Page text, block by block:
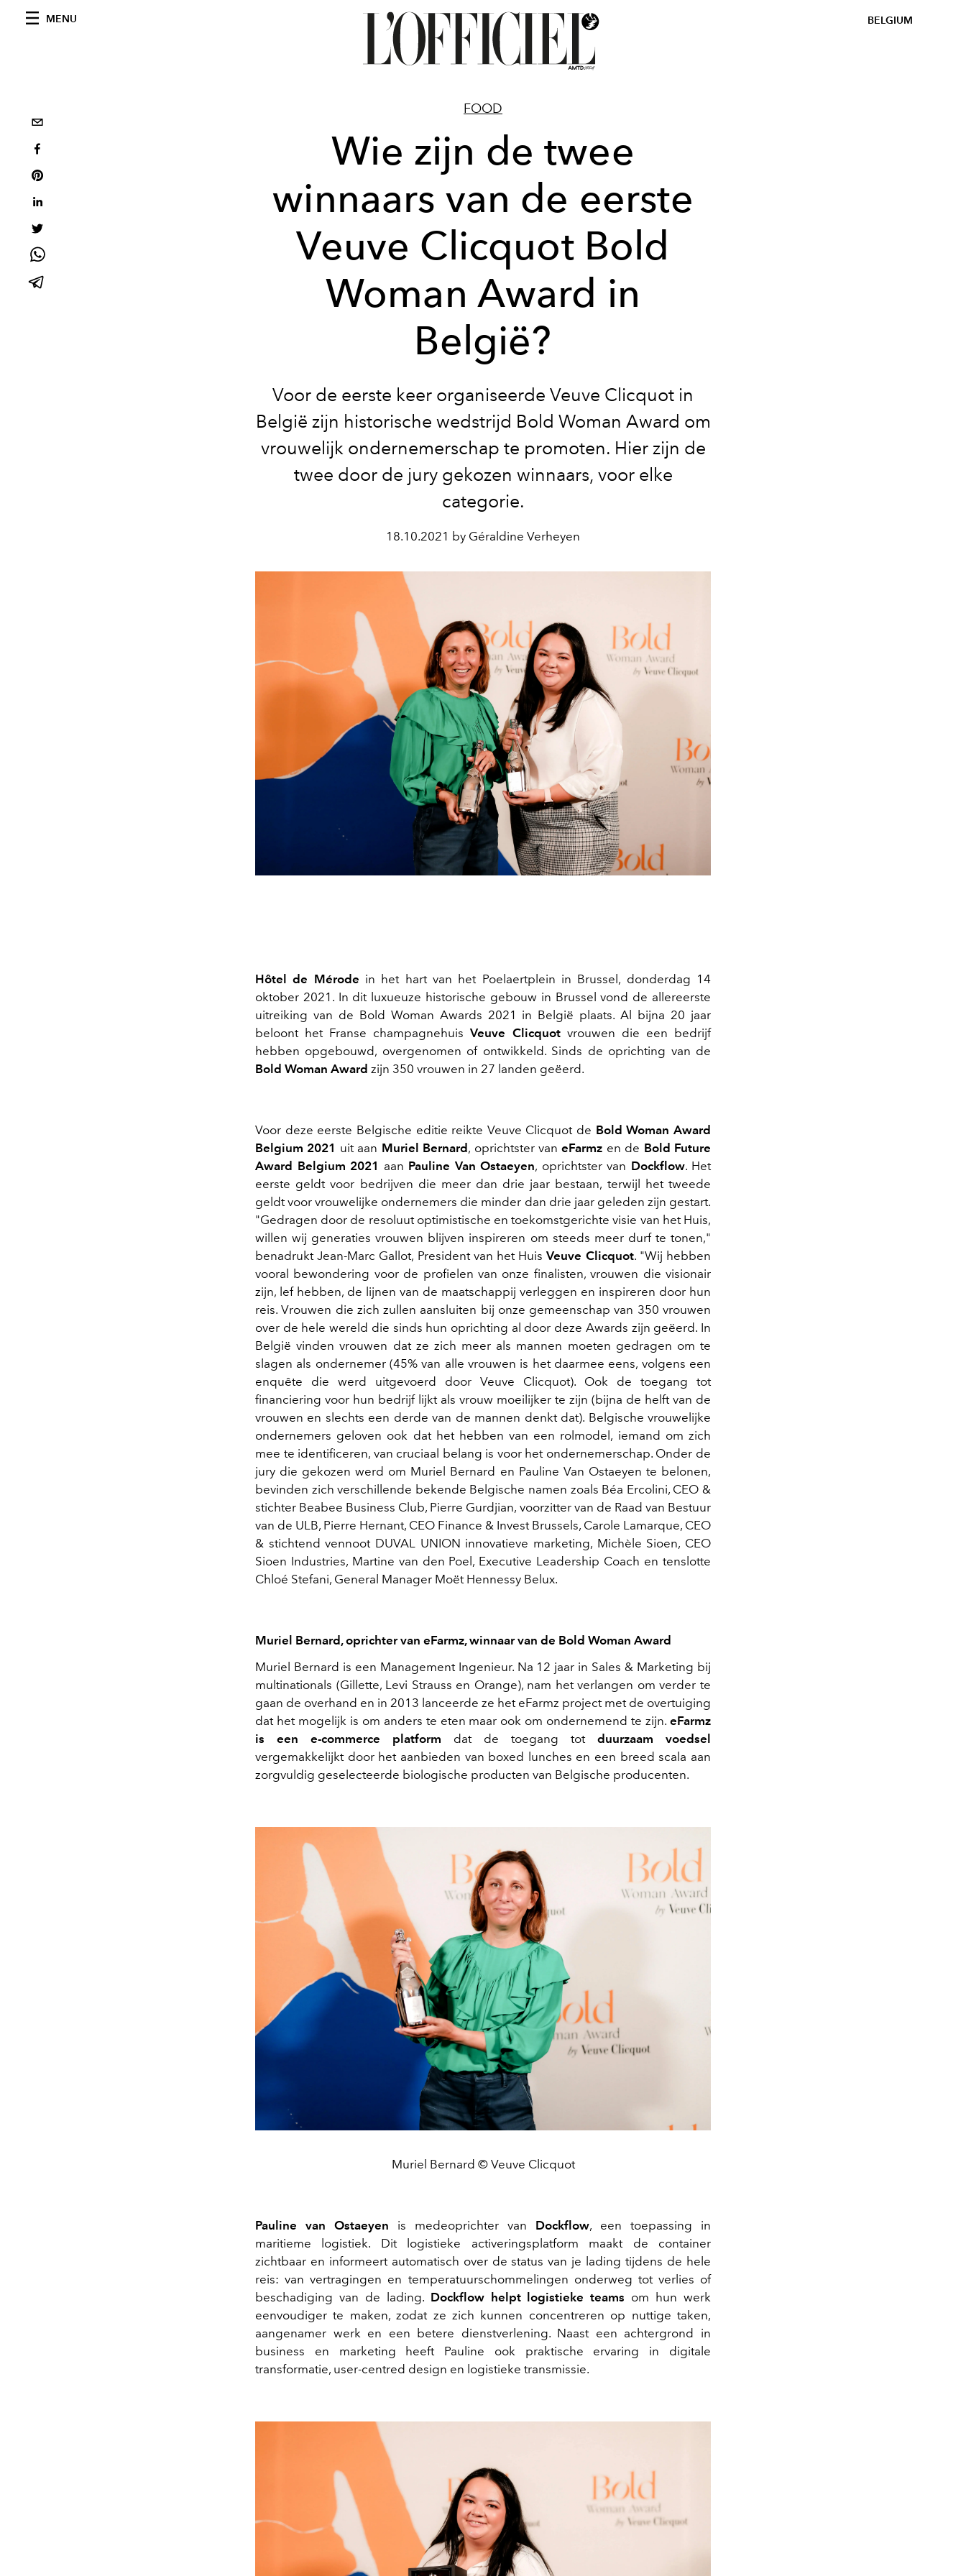
MENU BELGIUM
FOOD
Wie zijn de twee
winnaars van de eerste
Veuve Clicquot Bold
Woman Award in
België?
Voor de eerste keer organiseerde Veuve Clicquot in
België zijn historische wedstrijd Bold Woman Award om
vrouwelijk ondernemerschap te promoten. Hier zijn de
twee door de jury gekozen winnaars, voor elke
categorie.
18.10.2021 by Géraldine Verheyen
Hôtel de Mérode in het hart van het Poelaertplein in Brussel, donderdag 14
oktober 2021. In dit luxueuze historische gebouw in Brussel vond de allereerste
uitreiking van de Bold Woman Awards 2021 in België plaats. Al bijna 20 jaar
beloont het Franse champagnehuisVeuve Clicquotvrouwen die een bedrijf
hebben opgebouwd, overgenomen of ontwikkeld. Sinds de oprichting van de
Bold Woman Award zijn 350 vrouwen in 27 landen geëerd.
Voor deze eerste Belgische editie reikte Veuve Clicquot de Bold Woman Award
Belgium 2021 uit aan Muriel Bernard, oprichtster vaneFarmz en de Bold Future
Award Belgium 2021 aan Pauline Van Ostaeyen, oprichtster van Dockflow. Het
eerste geldt voor bedrijven die meer dan drie jaar bestaan, terwijl het tweede
geldt voor vrouwelijke ondernemers die minder dan drie jaar geleden zijn gestart.
"Gedragen door de resoluut optimistische en toekomstgerichte visie van het Huis,
willen wij generaties vrouwen blijven inspireren om steeds meer durf te tonen,"
benadrukt Jean-Marc Gallot, President van het HuisVeuve Clicquot. "Wij hebben
vooral bewondering voor de profielen van onze finalisten, vrouwen die visionair
zijn, lef hebben, de lijnen van de maatschappij verleggen en inspireren door hun
reis. Vrouwen die zich zullen aansluiten bij onze gemeenschap van 350 vrouwen
over de hele wereld die sinds hun oprichting al door deze Awards zijn geëerd. In
België vinden vrouwen dat ze zich meer als mannen moeten gedragen om te
slagen als ondernemer (45% van alle vrouwen is het daarmee eens, volgens een
enquête die werd uitgevoerd door Veuve Clicquot). Ook de toegang tot
financiering voor hun bedrijf lijkt als vrouw moeilijker te zijn (bijna de helft van de
vrouwen en slechts een derde van de mannen denkt dat). Belgische vrouwelijke
ondernemers geloven ook dat het hebben van een rolmodel, iemand om zich
mee te identificeren, van cruciaal belang is voor het ondernemerschap. Onder de
jury die gekozen werd om Muriel Bernard en Pauline Van Ostaeyen te belonen,
bevinden zich verschillende bekende Belgische namen zoals Béa Ercolini, CEO &
stichter Beabee Business Club, Pierre Gurdjian, voorzitter van de Raad van Bestuur
van de ULB, Pierre Hernant, CEO Finance & Invest Brussels, Carole Lamarque, CEO
& stichtend vennoot DUVAL UNION innovatieve marketing, Michèle Sioen, CEO
Sioen Industries, Martine van den Poel, Executive Leadership Coach en tenslotte
Chloé Stefani, General Manager Moët Hennessy Belux.
Muriel Bernard, oprichter van eFarmz, winnaar van de Bold Woman Award
Muriel Bernard is een Management Ingenieur. Na 12 jaar in Sales & Marketing bij
multinationals (Gillette, Levi Strauss en Orange), nam het verlangen om verder te
gaan de overhand en in 2013 lanceerde ze het eFarmz project met de overtuiging
dat het mogelijk is om anders te eten maar ook om ondernemend te zijn. eFarmz
is een e-commerce platform dat de toegang tot duurzaam voedsel
vergemakkelijkt door het aanbieden van boxed lunches en een breed scala aan
zorgvuldig geselecteerde biologische producten van Belgische producenten.
Muriel Bernard © Veuve Clicquot
Pauline van Ostaeyen is medeoprichter van Dockflow, een toepassing in
maritieme logistiek. Dit logistieke activeringsplatform maakt de container
zichtbaar en informeert automatisch over de status van je lading tijdens de hele
reis: van vertragingen en temperatuurschommelingen onderweg tot verlies of
beschadiging van de lading. Dockflow helpt logistieke teams om hun werk
eenvoudiger te maken, zodat ze zich kunnen concentreren op nuttige taken,
aangenamer werk en een betere dienstverlening. Naast een achtergrond in
business en marketing heeft Pauline ook praktische ervaring in digitale
transformatie, user-centred design en logistieke transmissie.